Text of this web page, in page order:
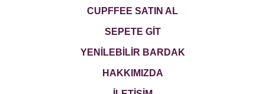
CUPFFEE SATIN AL
SEPETE GİT
YENİLEBİLİR BARDAK
HAKKIMIZDA